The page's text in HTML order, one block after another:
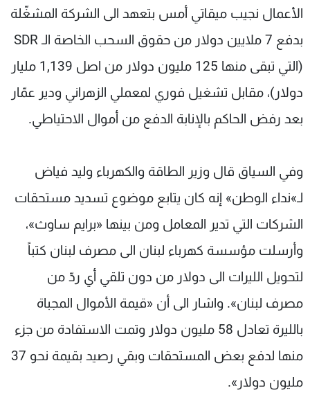
الأعمال نجيب ميقاتي أمس بتعهد الى الشركة المشغّلة
بدفع 7 ملايين دولار من حقوق السحب الخاصة الـ SDR
(التي تبقى منها 125 مليون دولار من اصل 1,139 مليار
دولار)، مقابل تشغيل فوري لمعملي الزهراني ودير عمّار
بعد رفض الحاكم بالإنابة الدفع من أموال الاحتياطي.
وفي السياق قال وزير الطاقة والكهرباء وليد فياض
لـ»نداء الوطن» إنه كان يتابع موضوع تسديد مستحقات
الشركات التي تدير المعامل ومن بينها «برايم ساوث»،
وأرسلت مؤسسة كهرباء لبنان الى مصرف لبنان كتباً
لتحويل الليرات الى دولار من دون تلقي أي ردّ من
مصرف لبنان». واشار الى أن «قيمة الأموال المجباة
بالليرة تعادل 58 مليون دولار وتمت الاستفادة من جزء
منها لدفع بعض المستحقات وبقي رصيد بقيمة نحو 37
مليون دولار».